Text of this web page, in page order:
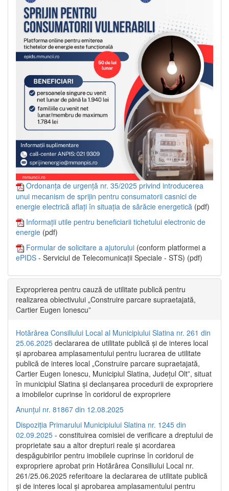
Ordonanța de urgență nr. 35/2025 privind introducerea
unui mecanism de sprijin pentru consumatorii casnici de
energie electrică aflați în situația de sărăcie energetică (pdf)
Informații utile pentru beneficiarii tichetului electronic de
energie (pdf)
Formular de solicitare a ajutorului (conform platformei a
ePIDS - Serviciul de Telecomunicații Speciale - STS) (pdf)
Exproprierea pentru cauză de utilitate publică pentru
realizarea obiectivului „Construire parcare supraetajată,
Cartier Eugen Ionescu”
Hotărârea Consiliului Local al Municipiului Slatina nr. 261 din
25.06.2025 declararea de utilitate publică și de interes local
și aprobarea amplasamentului pentru lucrarea de utilitate
publică de interes local „Construire parcare supraetajată,
Cartier Eugen Ionescu, Municipiul Slatina, Județul Olt”, situat
în municipiul Slatina și declanșarea procedurii de expropriere
a imobilelor cuprinse în coridorul de expropriere
Anunțul nr. 81867 din 12.08.2025
Dispoziția Primarului Municipiului Slatina nr. 1245 din
02.09.2025 - constituirea comisiei de verificare a dreptului de
proprietate sau a altor drepturi reale și acordarea
despăgubirilor pentru imobilele cuprinse în coridorul de
expropriere aprobat prin Hotărârea Consiliului Local nr.
261/25.06.2025 referitoare la declararea de utilitate publică
și de interes local și aprobarea amplasamentului pentru